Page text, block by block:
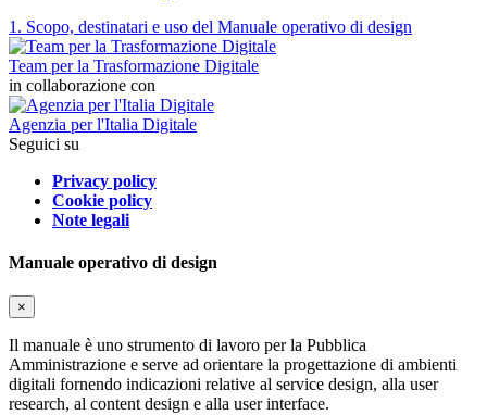
1. Scopo, destinatari e uso del Manuale operativo di design
Team per la Trasformazione Digitale
in collaborazione con
Agenzia per l'Italia Digitale
Seguici su
Privacy policy
Cookie policy
Note legali
Manuale operativo di design
×
Il manuale è uno strumento di lavoro per la Pubblica
Amministrazione e serve ad orientare la progettazione di ambienti
digitali fornendo indicazioni relative al service design, alla user
research, al content design e alla user interface.